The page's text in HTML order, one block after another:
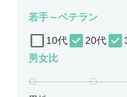
若手～ベテラン
10代 20代
男女比